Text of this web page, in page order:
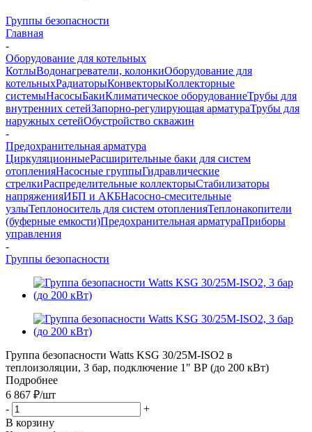
Группы безопасности
Главная
-
Оборудование для котельных
КотлыВодонагреватели, колонкиОборудование для
котельныхРадиаторыКонвекторыКоллекторные
системыНасосыБакиКлиматическое оборудованиеТрубы для
внутренних сетейЗапорно-регулирующая арматураТрубы для
наружных сетейОбустройство скважин
-
Предохранительная арматура
ЦиркуляционныеРасширительные баки для систем
отопленияНасосные группыГидравлические
стрелкиРаспределительные коллекторыСтабилизаторы
напряженияИБП и АКБНасосно-смесительные
узлыТеплоноситель для систем отопленияТеплонакопители
(буферные емкости)Предохранительная арматураПриборы
управления
-
Группы безопасности
Группа безопасности Watts KSG 30/25M-ISO2 в
теплоизоляции, 3 бар, подключение 1" ВР (до 200 кВт)
Подробнее
6 867 ₽/шт
-
+
В корзину